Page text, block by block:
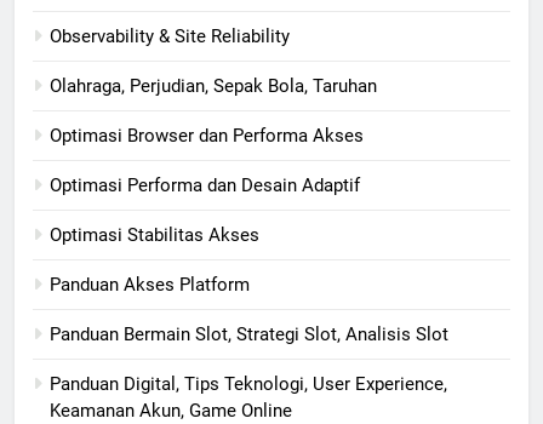
Observability & Site Reliability
Olahraga, Perjudian, Sepak Bola, Taruhan
Optimasi Browser dan Performa Akses
Optimasi Performa dan Desain Adaptif
Optimasi Stabilitas Akses
Panduan Akses Platform
Panduan Bermain Slot, Strategi Slot, Analisis Slot
Panduan Digital, Tips Teknologi, User Experience,
Keamanan Akun, Game Online